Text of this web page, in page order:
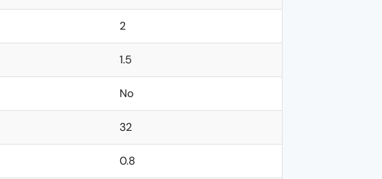
2
1.5
No
32
0.8